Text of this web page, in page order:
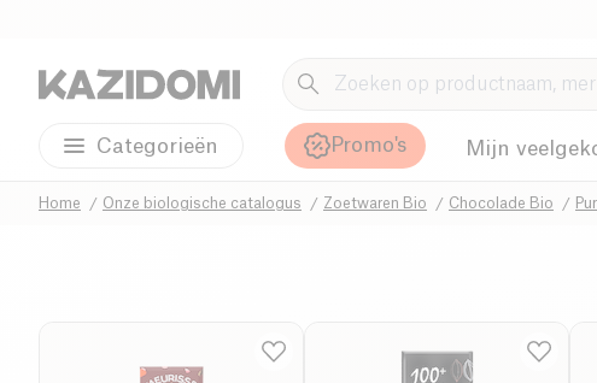
Categorieën Promo's Mijn
Home Onze biologische catalogus Zoetwaren Bio Chocolade Bio